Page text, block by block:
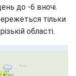
до -6 вночі.
тільки
області.